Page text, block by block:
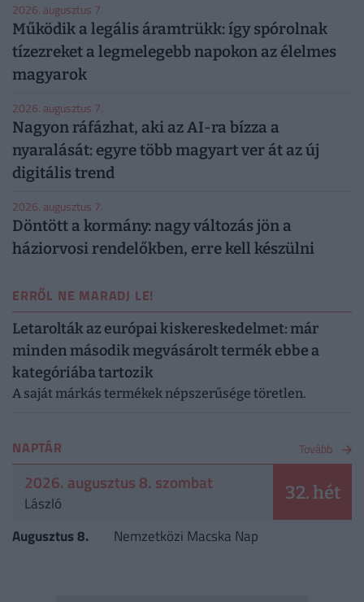
2026. augusztus 7.
Működik a legális áramtrükk: így spórolnak
tízezreket a legmelegebb napokon az élelmes
magyarok
2026. augusztus 7.
Nagyon ráfázhat, aki az AI-ra bízza a
nyaralását: egyre több magyart ver át az új
digitális trend
2026. augusztus 7.
Döntött a kormány: nagy változás jön a
háziorvosi rendelőkben, erre kell készülni
ERRŐL NE MARADJ LE!
Letarolták az európai kiskereskedelmet: már
minden második megvásárolt termék ebbe a
kategóriába tartozik
A saját márkás termékek népszerűsége töretlen.
NAPTÁR Tovább
2026. augusztus 8. szombat
László 32. hét
Augusztus 8. Nemzetközi Macska Nap